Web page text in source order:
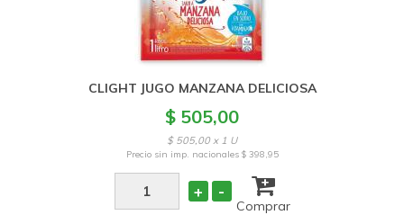
CLIGHT JUGO MANZANA DELICIOSA
$ 505,00
$ 505,00 x 1 U
Precio sin imp. nacionales $ 398,95
+ -
Comprar